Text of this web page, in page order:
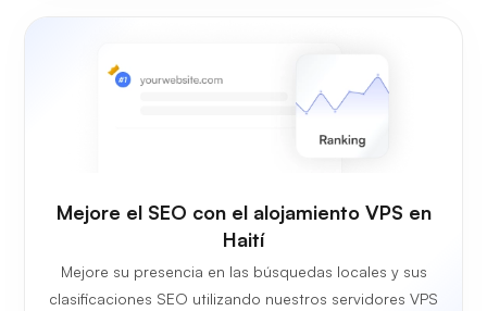
Mejore el SEO con el alojamiento VPS en
Haití
Mejore su presencia en las búsquedas locales y sus
clasificaciones SEO utilizando nuestros servidores VPS